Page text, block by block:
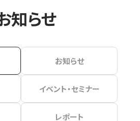
知らせ
お知らせ
イベント・セミナー
レポート